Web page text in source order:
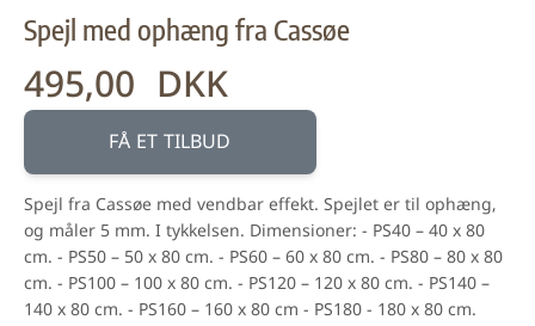
Spejl med ophæng fra Cassøe
Fra:
495,00 DKK
FÅ ET TILBUD
Spejl fra Cassøe med vendbar effekt. Spejlet er til ophæng,
og måler 5 mm. I tykkelsen. Dimensioner: - PS40 – 40 x 80
cm. - PS50 – 50 x 80 cm. - PS60 – 60 x 80 cm. - PS80 – 80 x 80
cm. - PS100 – 100 x 80 cm. - PS120 – 120 x 80 cm. - PS140 –
140 x 80 cm. - PS160 – 160 x 80 cm - PS180 - 180 x 80 cm.